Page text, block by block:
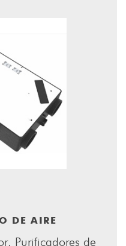
DE AIRE
Purificadores de